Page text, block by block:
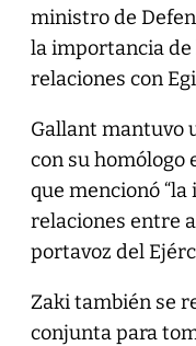
ministro de
la importancia de
relaciones con
Gallant mantuvo
con su homólogo
que mencionó
relaciones entre
portavoz del
Zaki también se
conjunta para